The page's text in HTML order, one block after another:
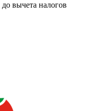
до вычета налогов